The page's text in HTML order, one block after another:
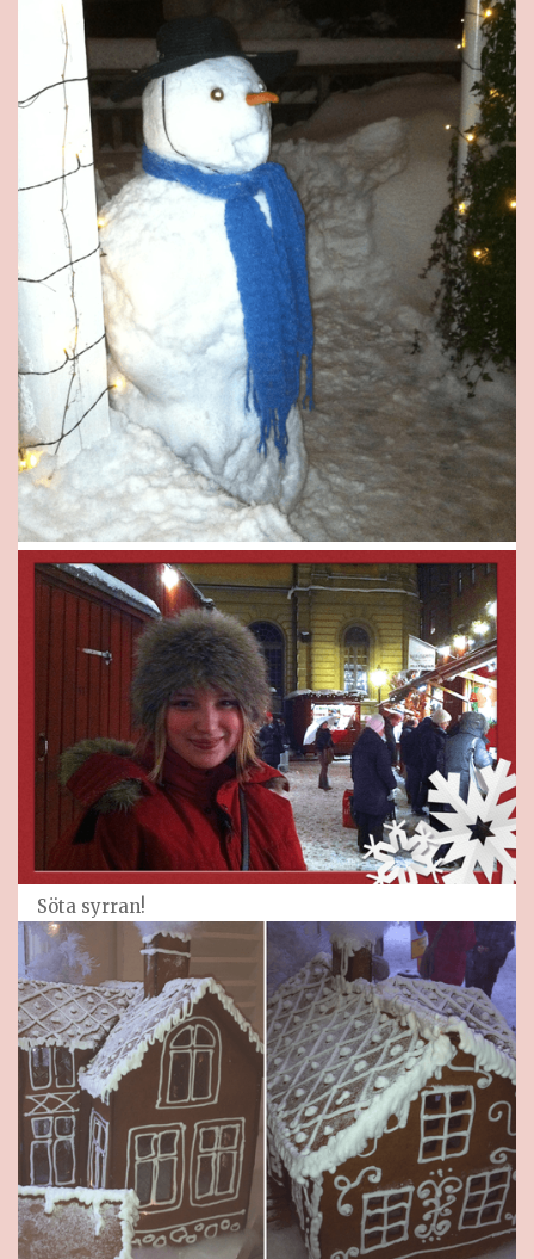
Söta syrran!